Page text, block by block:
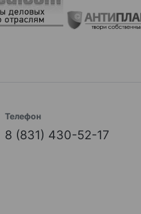
Телефон
8 (831) 430-52-17